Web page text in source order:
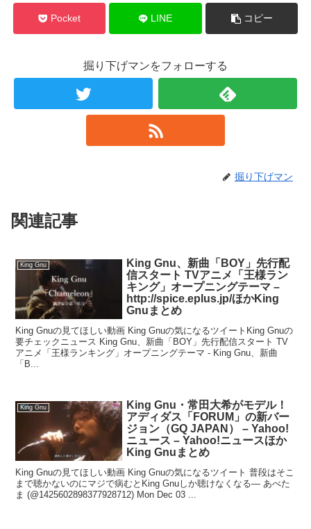
Pocket LINE コピー
掘り下げマンをフォローする
掘り下げマン
関連記事
King Gnu
King Gnu、新曲「BOY」先行配
信スタート TVアニメ「王様ラン
キング」オープニングテーマ –
http://spice.eplus.jp/ほかKing
Gnuまとめ
King Gnuの見てほしい動画 King Gnuの気になるツイートKing Gnuの
要チェックニュース King Gnu、新曲「BOY」先行配信スタート TV
アニメ「王様ランキング」オープニングテーマ - King Gnu、新曲
「B...
King Gnu
King Gnu・常田大希がモデル！
アディダス「FORUM」の新バー
ジョン（GQ JAPAN） – Yahoo!
ニュース – Yahoo!ニュースほか
King Gnuまとめ
King Gnuの見てほしい動画 King Gnuの気になるツイート 普段はそこ
まで聴かないのにマジで病むとKing Gnuしか聴けなくなる— あべた
ま (@1425602898377928712) Mon Dec 03 ...